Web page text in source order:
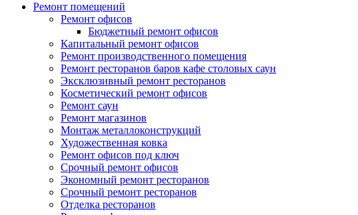
Ремонт помещений
Ремонт офисов
Бюджетный ремонт офисов
Капитальный ремонт офисов
Ремонт производственного помещения
Ремонт ресторанов баров кафе столовых саун
Эксклюзивный ремонт ресторанов
Косметический ремонт офисов
Ремонт саун
Ремонт магазинов
Монтаж металлоконструкций
Художественная ковка
Ремонт офисов под ключ
Срочный ремонт офисов
Экономный ремонт ресторанов
Срочный ремонт ресторанов
Отделка ресторанов